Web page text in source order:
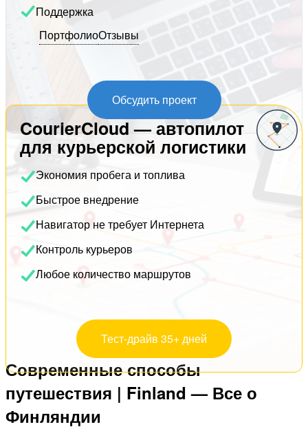
Поддержка
ПортфолиоОтзывы
Обсудить проект
CourierCloud — автопилот
для курьерской логистики
Экономия пробега и топлива
Быстрое внедрение
Навигатор не требует Интернета
Контроль курьеров
Любое количество маршрутов
Тест-драйв 35+ дней
Современные способы
путешествия | Finland — Все о
Финляндии